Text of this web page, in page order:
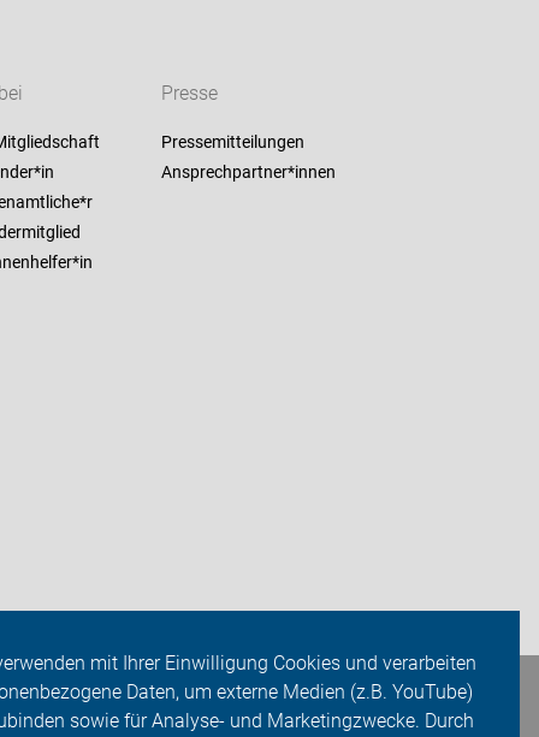
mit Ihrer Einwilligung Cookies und verarbeiten
Daten, um externe Medien (z.B. YouTube)
sowie für Analyse- und Marketingzwecke. Durch
Presse
Pressemitteilungen
Ansprechpartner*innen